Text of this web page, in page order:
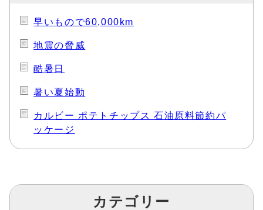
早いもので60,000km
地震の脅威
酷暑日
暑い夏始動
カルビー ポテトチップス 石油原料節約パ
ッケージ
カテゴリー